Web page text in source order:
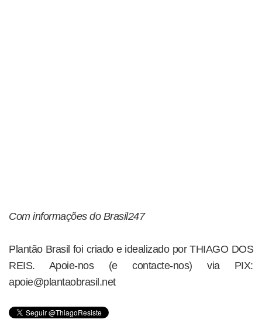
Com informações do Brasil247
Plantão Brasil foi criado e idealizado por THIAGO DOS
REIS. Apoie-nos (e contacte-nos) via PIX:
apoie@plantaobrasil.net